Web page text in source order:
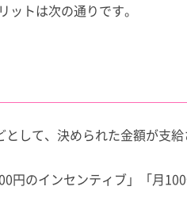
ットは次の通りです。
して、決められた金額が支給
円のインセンティブ」「月